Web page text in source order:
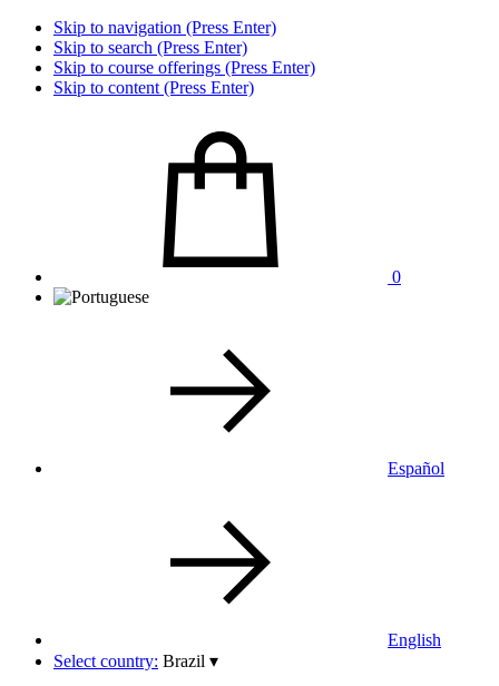
Skip to navigation (Press Enter)
Skip to search (Press Enter)
Skip to course offerings (Press Enter)
Skip to content (Press Enter)
0
Español
English
Select country: Brazil ▾